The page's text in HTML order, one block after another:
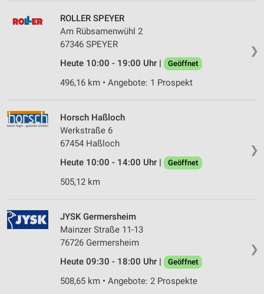
❯
ROLLER SPEYER
Am Rübsamenwühl 2
67346 SPEYER
Heute 10:00 - 19:00 Uhr |
Geöffnet
496,16 km • Angebote: 1 Prospekt
❯
Horsch Haßloch
Werkstraße 6
67454 Haßloch
Heute 10:00 - 14:00 Uhr |
Geöffnet
505,12 km
❯
JYSK Germersheim
Mainzer Straße 11-13
76726 Germersheim
Heute 09:30 - 18:00 Uhr |
Geöffnet
508,65 km • Angebote: 2 Prospekte